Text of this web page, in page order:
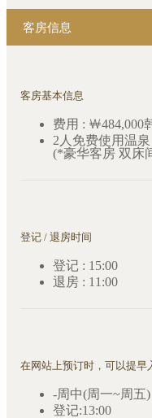
客房信息
客房基本信息
费用 : ￦484,000
2人免费使用温泉
(*豪华客房 双床
登记 / 退房时间
登记 : 15:00
退房 : 11:00
在网站上预订时，可以提早
-周中(周一~周五)
登记:13:00